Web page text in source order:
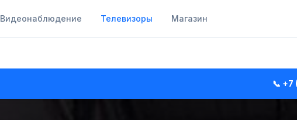
Видеонаблюдение Телевизоры Магазин
📞 +7